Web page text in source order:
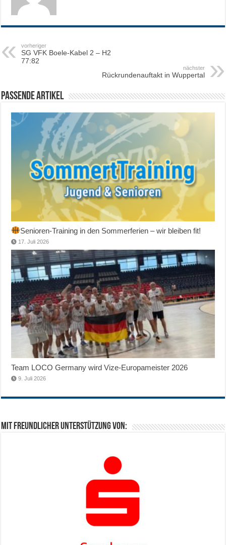
vorheriger
SG VFK Boele-Kabel 2 – H2
77:82
nächster
Rückrundenauftakt in Wuppertal
Passende Artikel
Senioren-Training in den Sommerferien – wir bleiben fit!
17. Juli 2026
Team LOCO Germany wird Vize-Europameister 2026
9. Juli 2026
Mit freundlicher Unterstützung von: